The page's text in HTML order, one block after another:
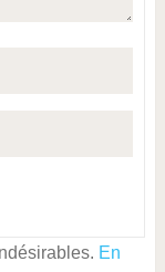
En